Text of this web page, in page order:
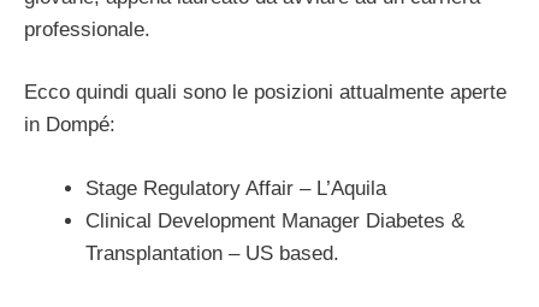
professionale.
Ecco quindi quali sono le posizioni attualmente aperte
in Dompé:
Stage Regulatory Affair – L’Aquila
Clinical Development Manager Diabetes &
Transplantation – US based.